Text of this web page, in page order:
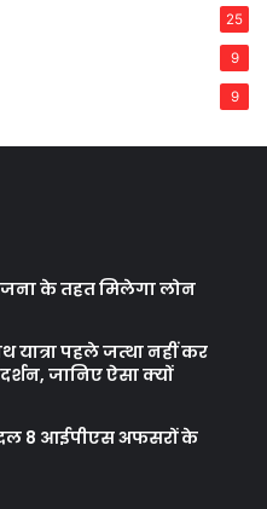
25
9
9
के तहत मिलेगा लोन
पहले जत्था नहीं कर
जानिए ऐसा क्यों
8 आईपीएस अफसरों के